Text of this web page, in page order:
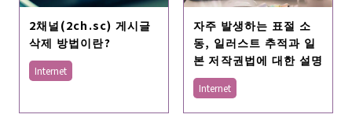
2채널(2ch.sc) 게시글
삭제 방법이란?
Internet
자주 발생하는 표절 소
동, 일러스트 추적과 일
본 저작권법에 대한 설명
Internet